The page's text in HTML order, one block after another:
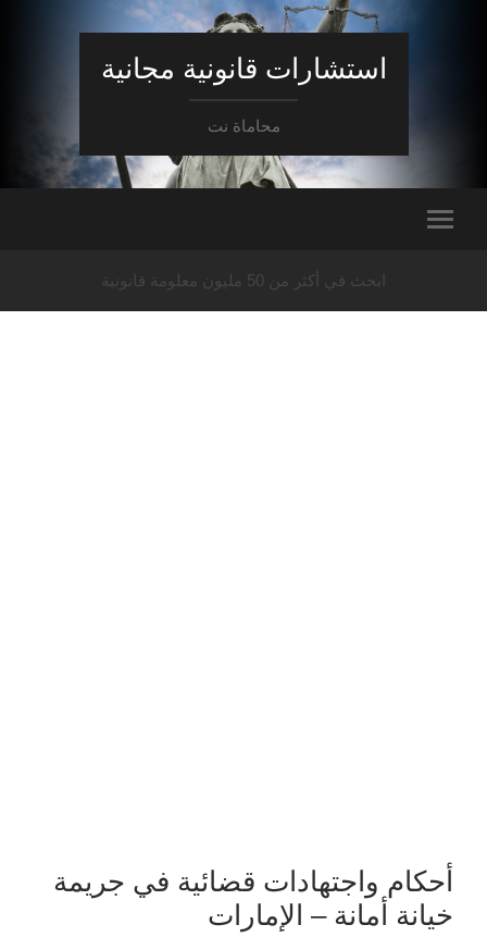
استشارات قانونية مجانية
محاماة نت
ابحث في أكثر من 50 مليون معلومة قانونية
أحكام واجتهادات قضائية في جريمة
خيانة أمانة – الإمارات